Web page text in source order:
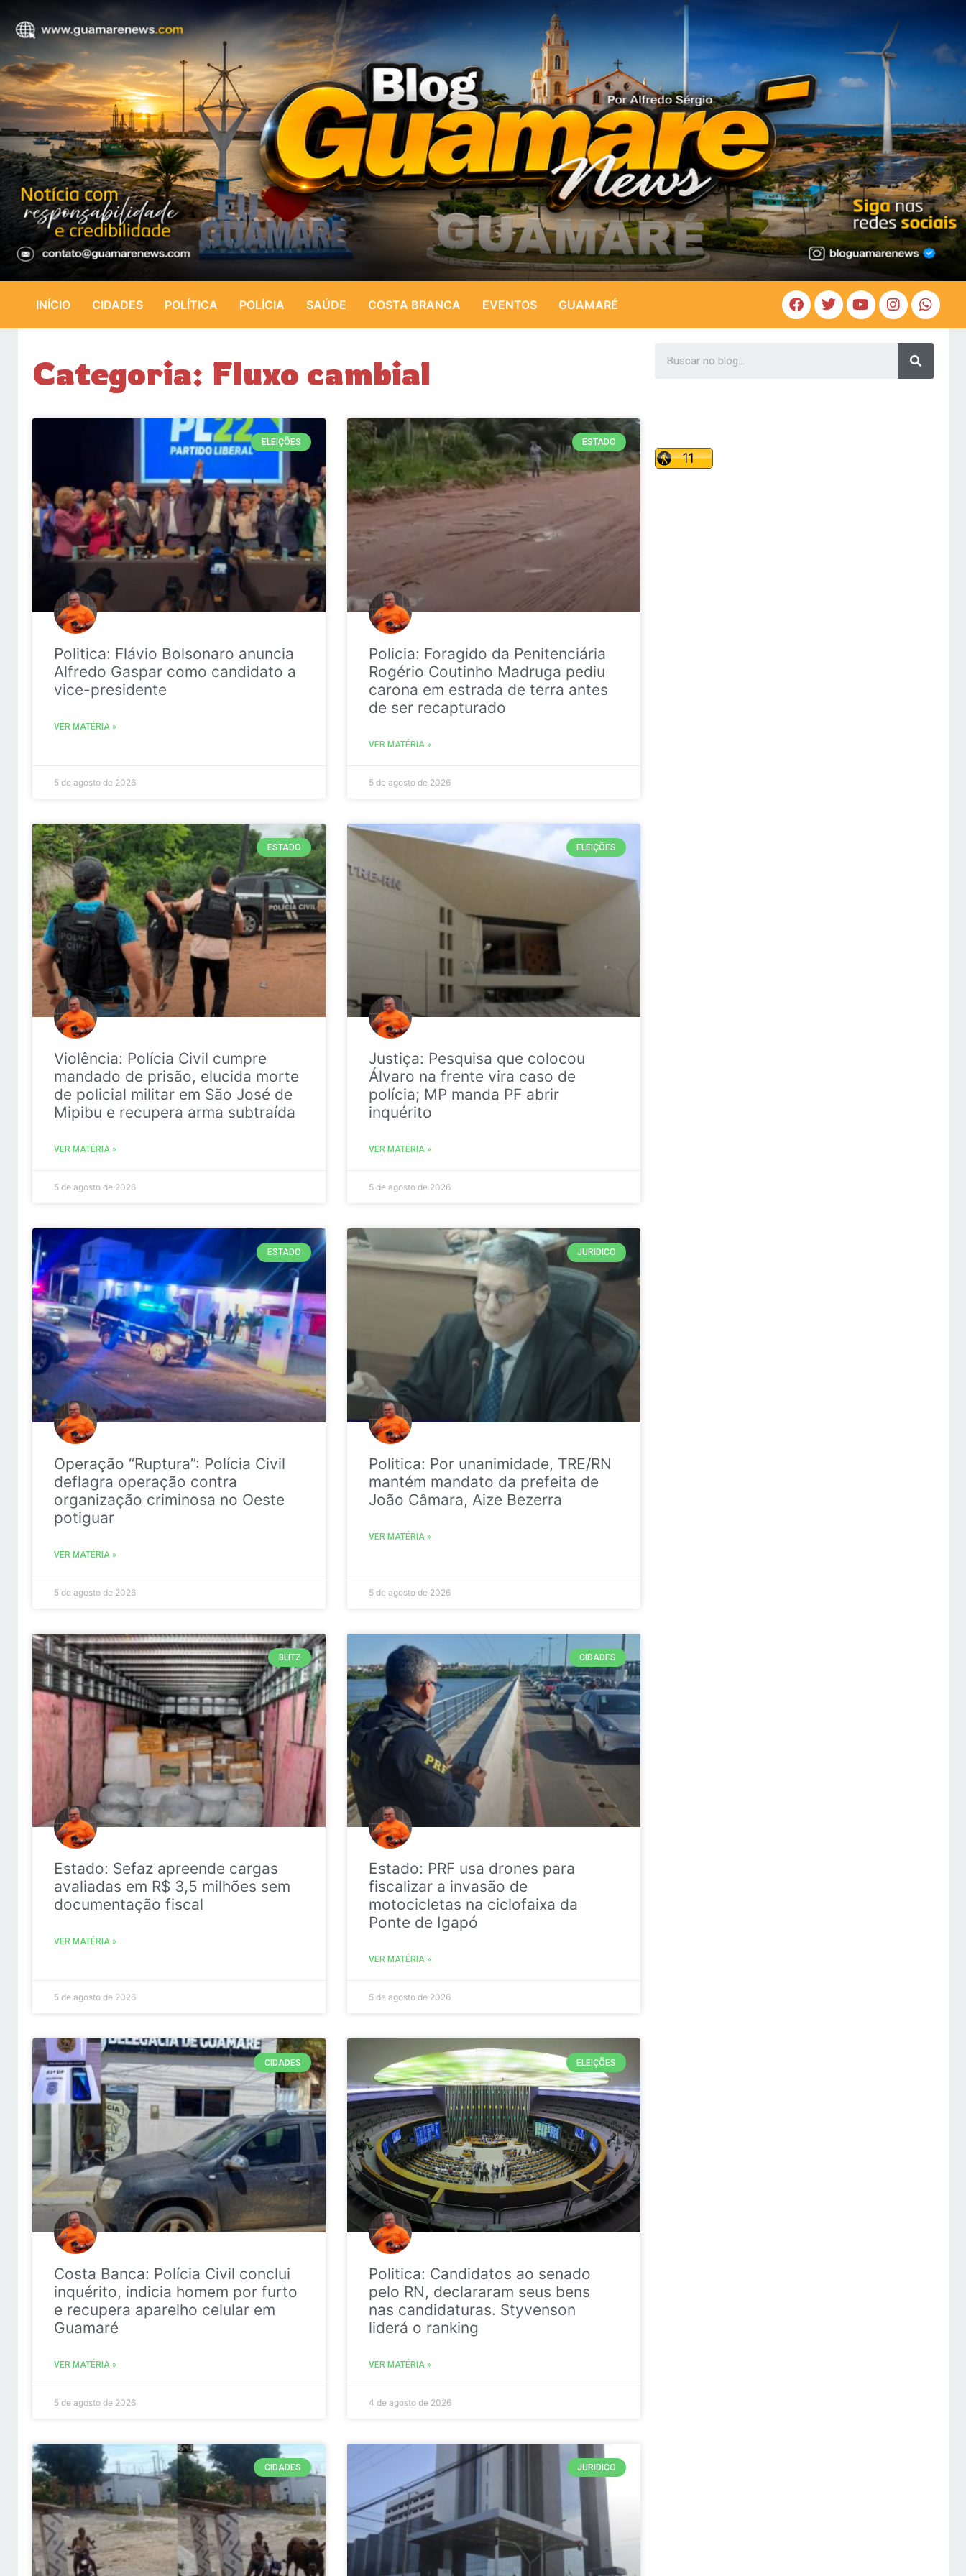
INÍCIO CIDADES POLÍTICA POLÍCIA SAÚDE COSTA BRANCA EVENTOS GUAMARÉ
Categoria: Fluxo cambial
ELEIÇÕES
Politica: Flávio Bolsonaro anuncia
Alfredo Gaspar como candidato a
vice-presidente
VER MATÉRIA »
5 de agosto de 2026
ESTADO
Policia: Foragido da Penitenciária
Rogério Coutinho Madruga pediu
carona em estrada de terra antes
de ser recapturado
VER MATÉRIA »
5 de agosto de 2026
ESTADO
Violência: Polícia Civil cumpre
mandado de prisão, elucida morte
de policial militar em São José de
Mipibu e recupera arma subtraída
VER MATÉRIA »
5 de agosto de 2026
ELEIÇÕES
Justiça: Pesquisa que colocou
Álvaro na frente vira caso de
polícia; MP manda PF abrir
inquérito
VER MATÉRIA »
5 de agosto de 2026
ESTADO
Operação “Ruptura”: Polícia Civil
deflagra operação contra
organização criminosa no Oeste
potiguar
VER MATÉRIA »
5 de agosto de 2026
JURIDICO
Politica: Por unanimidade, TRE/RN
mantém mandato da prefeita de
João Câmara, Aize Bezerra
VER MATÉRIA »
5 de agosto de 2026
BLITZ
Estado: Sefaz apreende cargas
avaliadas em R$ 3,5 milhões sem
documentação fiscal
VER MATÉRIA »
5 de agosto de 2026
CIDADES
Estado: PRF usa drones para
fiscalizar a invasão de
motocicletas na ciclofaixa da
Ponte de Igapó
VER MATÉRIA »
5 de agosto de 2026
CIDADES
Costa Banca: Polícia Civil conclui
inquérito, indicia homem por furto
e recupera aparelho celular em
Guamaré
VER MATÉRIA »
5 de agosto de 2026
ELEIÇÕES
Politica: Candidatos ao senado
pelo RN, declararam seus bens
nas candidaturas. Styvenson
liderá o ranking
VER MATÉRIA »
4 de agosto de 2026
CIDADES JURIDICO